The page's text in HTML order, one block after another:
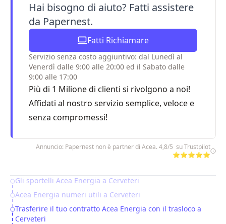
Hai bisogno di aiuto? Fatti assistere
da Papernest.
Fatti Richiamare
Servizio senza costo aggiuntivo: dal Lunedì al
Venerdì dalle 9:00 alle 20:00 ed il Sabato dalle
9:00 alle 17:00
Più di 1 Milione di clienti si rivolgono a noi!
Affidati al nostro servizio semplice, veloce e
senza compromessi!
Annuncio: Papernest non è partner di Acea. 4,8/5 su Trustpilot
⭐⭐⭐⭐⭐
Table of Contents
Gli sportelli Acea Energia a Cerveteri
Acea Energia numeri utili a Cerveteri
Trasferire il tuo contratto Acea Energia con il trasloco a
Cerveteri